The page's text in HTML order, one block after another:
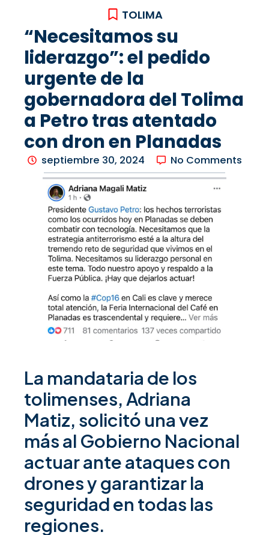
TOLIMA
“Necesitamos su
liderazgo”: el pedido
urgente de la
gobernadora del Tolima
a Petro tras atentado
con dron en Planadas
septiembre 30, 2024 No Comments
La mandataria de los
tolimenses, Adriana
Matiz, solicitó una vez
más al Gobierno Nacional
actuar ante ataques con
drones y garantizar la
seguridad en todas las
regiones.